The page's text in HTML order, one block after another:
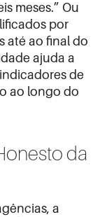
meses.” Ou
por
até ao final do
ajuda a
de
ao longo do
da
a